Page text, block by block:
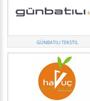
GÜNBATILI TEKSTIL